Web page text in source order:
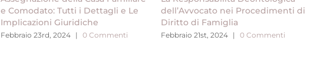
e Comodato: Tutti i Dettagli e Le
Implicazioni Giuridiche
Febbraio 23rd, 2024 | 0 Commenti
dell’Avvocato nei Procedimenti di
Diritto di Famiglia
Febbraio 21st, 2024 | 0 Commenti